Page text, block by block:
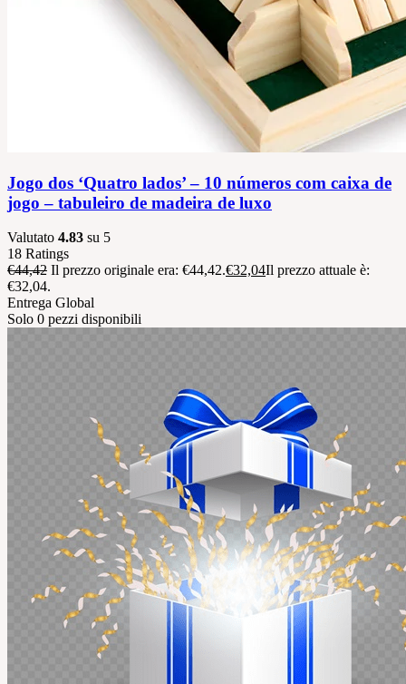
Jogo dos ‘Quatro lados’ – 10 números com caixa de
jogo – tabuleiro de madeira de luxo
Valutato 4.83 su 5
18 Ratings
€44,42 Il prezzo originale era: €44,42.€32,04Il prezzo attuale è:
€32,04.
Entrega Global
Solo 0 pezzi disponibili